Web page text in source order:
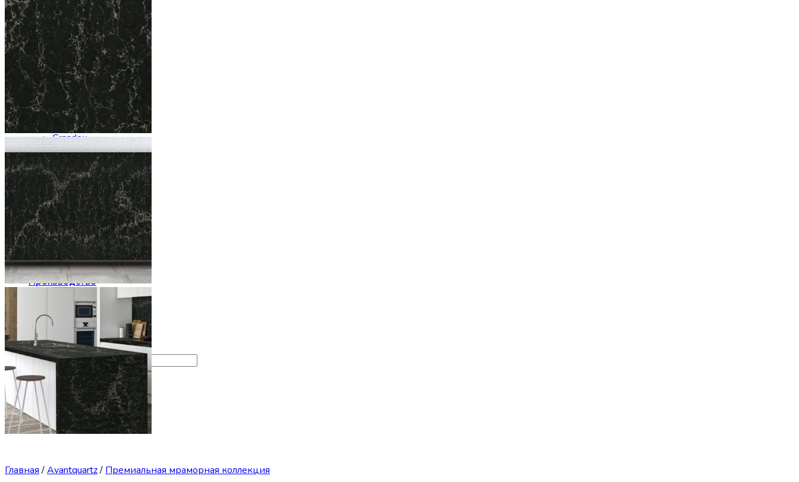
Каталог
Asterum
Аварус
Avantquartz
Belenco
Caesarstone
Cambria
Compac
Dekton
Etna Quartz
Grandex
Noblle Quartz
Radianz
Silestone
Smartquartz
Staron
Stratos Quartz
Symphony
Technistone
Vicostone
Заказать столешницу
Производство
Отзывы
Контакты
Искать:
Главная /Avantquartz/ Премиальная мраморная коллекция